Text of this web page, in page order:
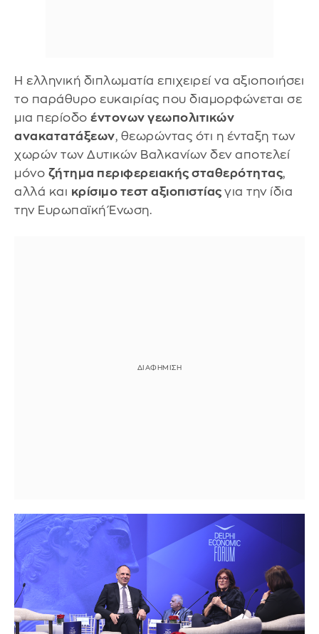
Η ελληνική διπλωματία επιχειρεί να αξιοποιήσει
το παράθυρο ευκαιρίας που διαμορφώνεται σε
μια περίοδο έντονων γεωπολιτικών
ανακατατάξεων, θεωρώντας ότι η ένταξη των
χωρών των Δυτικών Βαλκανίων δεν αποτελεί
μόνο ζήτημα περιφερειακής σταθερότητας,
αλλά και κρίσιμο τεστ αξιοπιστίας για την ίδια
την Ευρωπαϊκή Ένωση.